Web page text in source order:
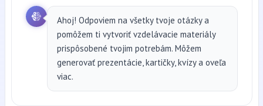
Ahoj! Odpoviem na všetky tvoje otázky a
pomôžem ti vytvoriť vzdelávacie materiály
prispôsobené tvojim potrebám. Môžem
generovať prezentácie, kartičky, kvízy a oveľa
viac.